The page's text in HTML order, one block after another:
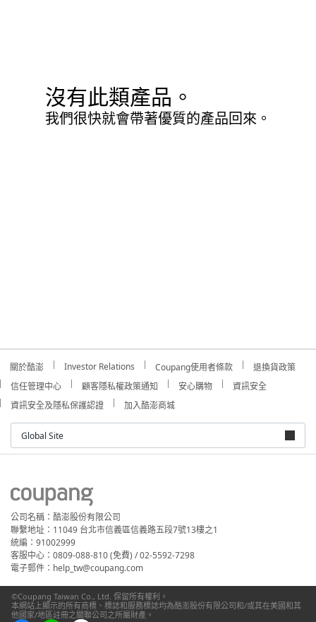
沒有此類產品。
我們很快就會帶著優質的產品回來。
關於酷澎 Investor Relations Coupang使用者條款
退換貨政策
信任管理中心
顧客隱私權政策通知 安心購物
資訊安全
資訊安全及隱私保護認證
加入酷澎商城
Global Site
公司名稱：酷澎股份有限公司
聯繫地址：11049 台北市信義區信義路五段7號13樓之1
統編：91002999
客服中心：0809-088-810 (免費) / 02-5592-7298
電子郵件：help_tw@coupang.com
©Coupang Taiwan Co., Ltd. 保留所有權利。
本網站上顯示的所有商標、標誌和服務標誌均為酷澎股份有限公司和/或其在美國和其
他國家/地區註冊之關聯公司之所屬財產。